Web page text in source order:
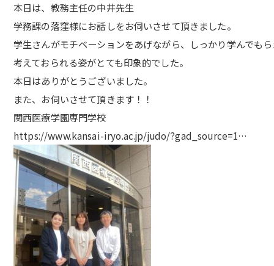
本日は、教務主任の中井先生
学務課の落窪様にお話しをお伺いさせて頂きました。
学生さんがモチベーションをあげながら、しっかり学んでも
考えておられる姿がとても印象的でした。
本日はありがとうございました。
また、お伺いさせて頂きます！！
関西医療学園専門学校
https://www.kansai-iryo.ac.jp/judo/?gad_source=1…